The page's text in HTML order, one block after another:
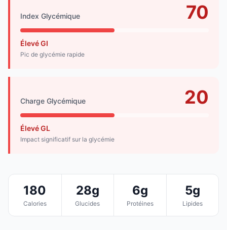
Index Glycémique 70
Élevé GI
Pic de glycémie rapide
Charge Glycémique 20
Élevé GL
Impact significatif sur la glycémie
180
Calories
28g
Glucides
6g
Protéines
5g
Lipides